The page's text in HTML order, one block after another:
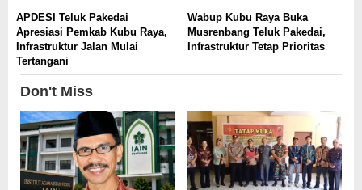
APDESI Teluk Pakedai
Apresiasi Pemkab Kubu Raya,
Infrastruktur Jalan Mulai
Tertangani
Wabup Kubu Raya Buka
Musrenbang Teluk Pakedai,
Infrastruktur Tetap Prioritas
Don't Miss